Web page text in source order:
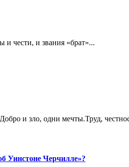
чести, и звания «брат»...
и зло, одни мечты.Труд,
Уинстоне Черчилле»?